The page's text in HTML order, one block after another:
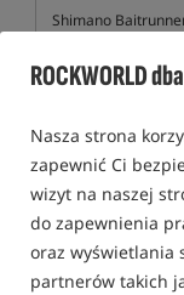
ROCKWORLD
Nasza strona
zapewnić Ci
wizyt na naszej
do zapewnienia
oraz wyświetlania
partnerów takich
Shimano
10000 RB - Spare
39,00
0,33 pkt
KUP